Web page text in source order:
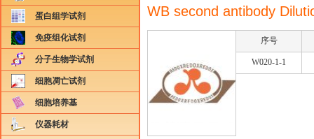
蛋白组学试剂
免疫组化试剂
分子生物学试剂
细胞凋亡试剂
细胞培养基
仪器耗材
WB second antibody
序号
W020-1-1